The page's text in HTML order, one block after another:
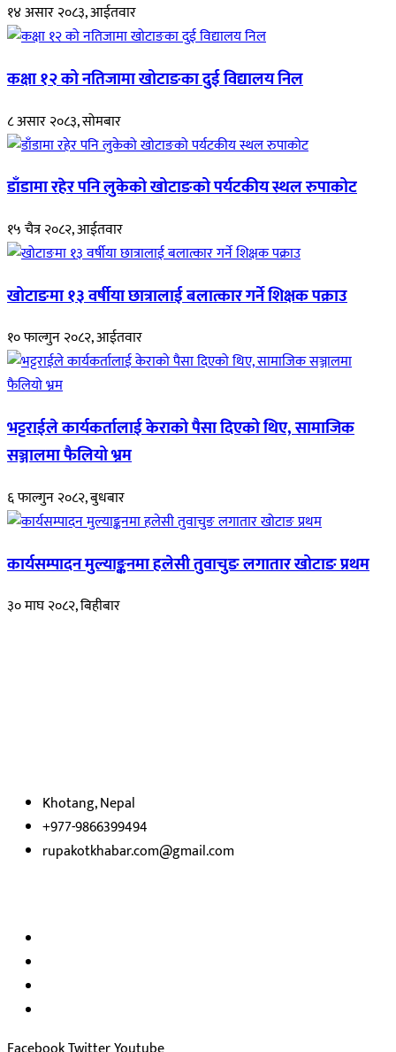
१४ असार २०८३, आईतवार
कक्षा १२ को नतिजामा खोटाङका दुई विद्यालय निल
८ असार २०८३, सोमबार
डाँडामा रहेर पनि लुकेको खोटाङको पर्यटकीय स्थल रुपाकोट
१५ चैत्र २०८२, आईतवार
खोटाङमा १३ वर्षीया छात्रालाई बलात्कार गर्ने शिक्षक पक्राउ
१० फाल्गुन २०८२, आईतवार
भट्टराईले कार्यकर्तालाई केराको पैसा दिएको थिए, सामाजिक
सञ्जालमा फैलियो भ्रम
६ फाल्गुन २०८२, बुधबार
कार्यसम्पादन मुल्याङ्कनमा हलेसी तुवाचुङ लगातार खोटाङ प्रथम
३० माघ २०८२, बिहीबार
Khotang, Nepal
+977-9866399494
rupakotkhabar.com@gmail.com